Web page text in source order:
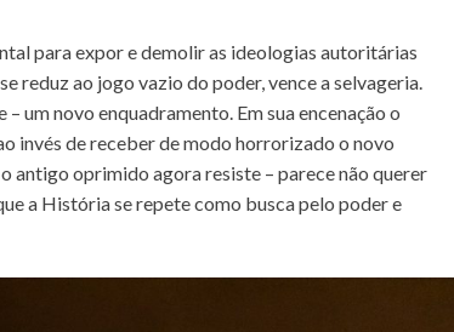
para expor e demolir as ideologias autoritárias
reduz ao jogo vazio do poder, vence a selvageria.
um novo enquadramento. Em sua encenação o
invés de receber de modo horrorizado o novo
antigo oprimido agora resiste – parece não querer
a História se repete como busca pelo poder e